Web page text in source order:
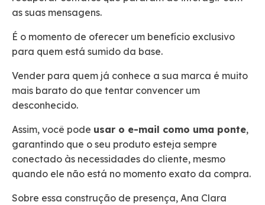
as suas mensagens.
É o momento de oferecer um benefício exclusivo
para quem está sumido da base.
Vender para quem já conhece a sua marca é muito
mais barato do que tentar convencer um
desconhecido.
Assim, você pode usar o e-mail como uma ponte,
garantindo que o seu produto esteja sempre
conectado às necessidades do cliente, mesmo
quando ele não está no momento exato da compra.
Sobre essa construção de presença, Ana Clara